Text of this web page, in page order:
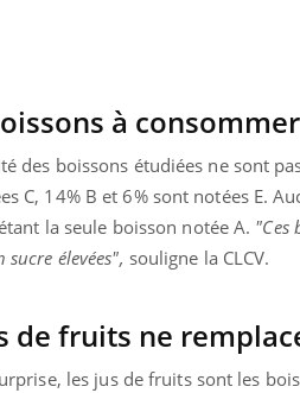
à
des boissons étudiées ne sont
C, 14% B et 6% sont notées E.
la seule boisson notée A. "Ces
sucre élevées", souligne la CLCV.
de fruits ne
les jus de fruits sont les
de la
ce qui la rend
Youtube
Insuline &
osait en
En 2026,
reste